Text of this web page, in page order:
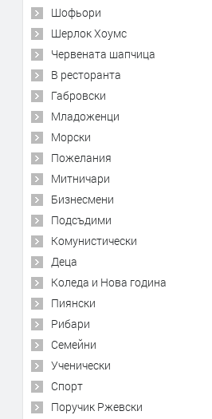
Шофьори
Шерлок Хоумс
Червената шапчица
В ресторанта
Габровски
Младоженци
Морски
Пожелания
Митничари
Бизнесмени
Подсъдими
Комунистически
Деца
Коледа и Нова година
Пиянски
Рибари
Семейни
Ученически
Спорт
Поручик Ржевски